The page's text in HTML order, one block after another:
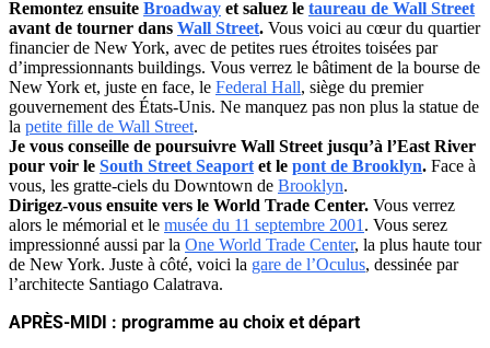
Remontez ensuite Broadway et saluez le taureau de Wall Street
avant de tourner dans Wall Street. Vous voici au cœur du quartier
financier de New York, avec de petites rues étroites toisées par
d’impressionnants buildings. Vous verrez le bâtiment de la bourse de
New York et, juste en face, le Federal Hall, siège du premier
gouvernement des États-Unis. Ne manquez pas non plus la statue de
la petite fille de Wall Street.
Je vous conseille de poursuivre Wall Street jusqu’à l’East River
pour voir le South Street Seaport et le pont de Brooklyn. Face à
vous, les gratte-ciels du Downtown de Brooklyn.
Dirigez-vous ensuite vers le World Trade Center. Vous verrez
alors le mémorial et le musée du 11 septembre 2001 . Vous serez
impressionné aussi par la One World Trade Center, la plus haute tour
de New York. Juste à côté, voici la gare de l’Oculus, dessinée par
l’architecte Santiago Calatrava.
APRÈS-MIDI : programme au choix et départ